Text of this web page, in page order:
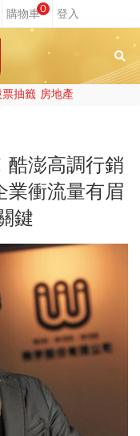
0
票抽籤 房地產
酷澎高調行銷
衝流量有眉
鍵